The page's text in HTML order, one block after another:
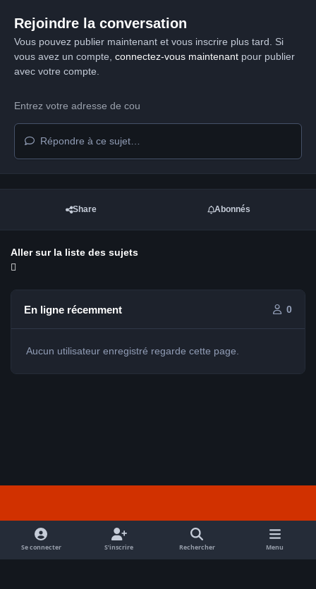
Rejoindre la conversation
Vous pouvez publier maintenant et vous inscrire plus tard. Si
vous avez un compte, connectez-vous maintenantpour publier
avec votre compte.
Répondre à ce sujet…
Share Abonnés
Aller sur la liste des sujets
En ligne récemment 0
Aucun utilisateur enregistré regarde cette page.
f
a
c
Se connecter S’inscrire Rechercher Menu